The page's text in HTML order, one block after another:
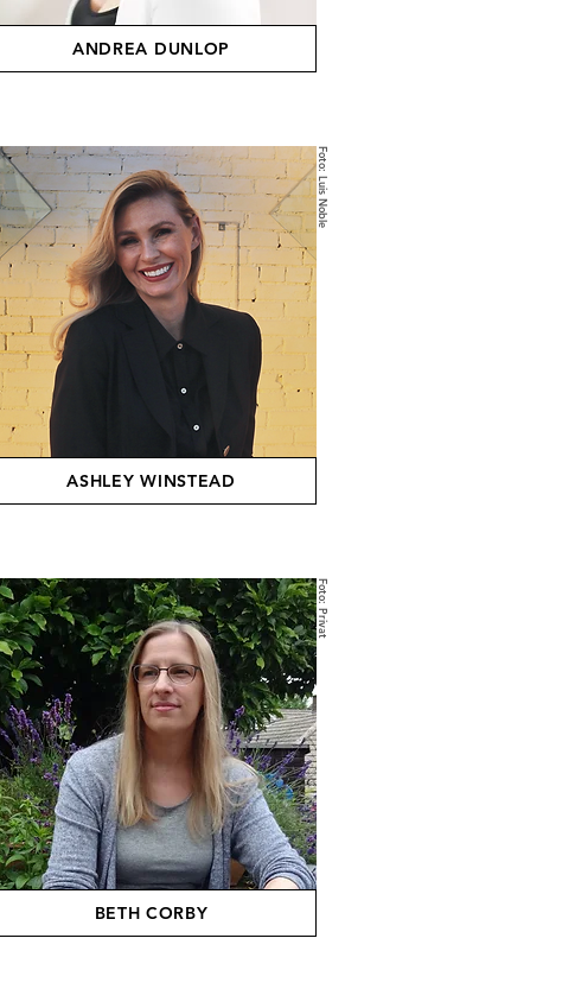
ANDREA DUNLOP
Foto: Luis Noble
ASHLEY WINSTEAD
Foto: Privat
BETH CORBY